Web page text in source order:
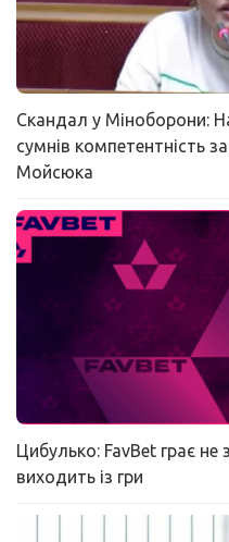
Скандал у Міноборони:
сумнів компетентність
Мойсюка
Цибулько: FavBet грає
виходить із гри